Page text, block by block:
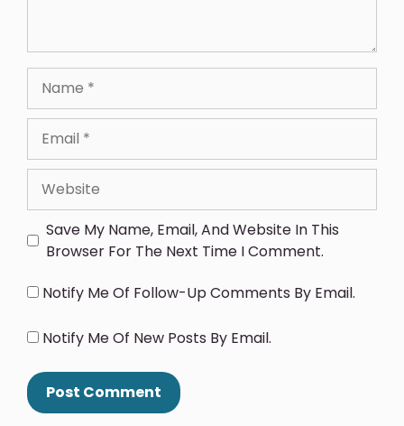
Save My Name, Email, And Website In This
Browser For The Next Time I Comment.
Notify Me Of Follow-Up Comments By Email.
Notify Me Of New Posts By Email.